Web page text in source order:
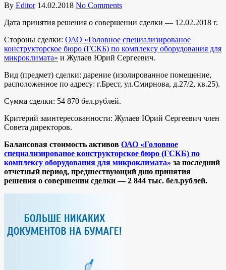
By Editor 14.02.2018 No Comments
Дата принятия решения о совершении сделки — 12.02.2018 г.
Стороны сделки: ОАО «Головное специализированое
конструкторское бюро (ГСКБ) по комплексу оборудования для
микроклимата» и Жулаев Юрий Сергеевич.
Вид (предмет) сделки: дарение (изолированное помещение,
расположенное по адресу: г.Брест, ул.Смирнова, д.27/2, кв.25).
Сумма сделки: 54 870 бел.рублей.
Критерий заинтересованности: Жулаев Юрий Сергеевич член
Совета директоров.
Балансовая стоимость активов ОАО «Головное
специализированое конструкторское бюро (ГСКБ) по
комплексу оборудования для микроклимата» за последний
отчетный период, предшествующий дню принятия
решения о совершении сделки —2 844 тыс. бел.рублей.